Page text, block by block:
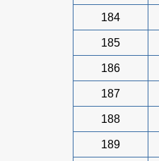
184
185
186
187
188
189